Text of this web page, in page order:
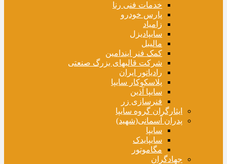
خدمات فنی رنا
پارس خودرو
زامیاد
سایپادیزل
مالیبل
کمک فنر ایندامین
شرکت قالبهای بزرگ صنعتی
رادیاتور ایران
پلاسکوکار سایپا
سایپا آذین
فنرسازی زر
ایثارگران گروه سایپا
پدران آسمانی(شهید)
سایپا
سایپایدک
مگاموتور
جهادگران